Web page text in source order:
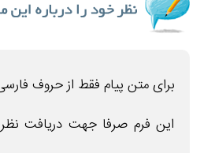
برای متن پیام فقط از حروف
این فرم صرفا جهت دریافت